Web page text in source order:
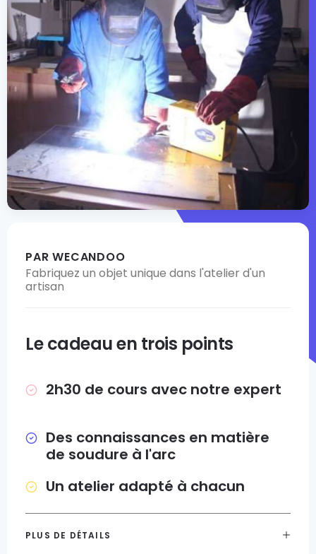
PAR WECANDOO
Fabriquez un objet unique dans l'atelier d'un
artisan
Le cadeau en trois points
2h30 de cours avec notre expert
Des connaissances en matière
de soudure à l'arc
Un atelier adapté à chacun
PLUS DE DÉTAILS